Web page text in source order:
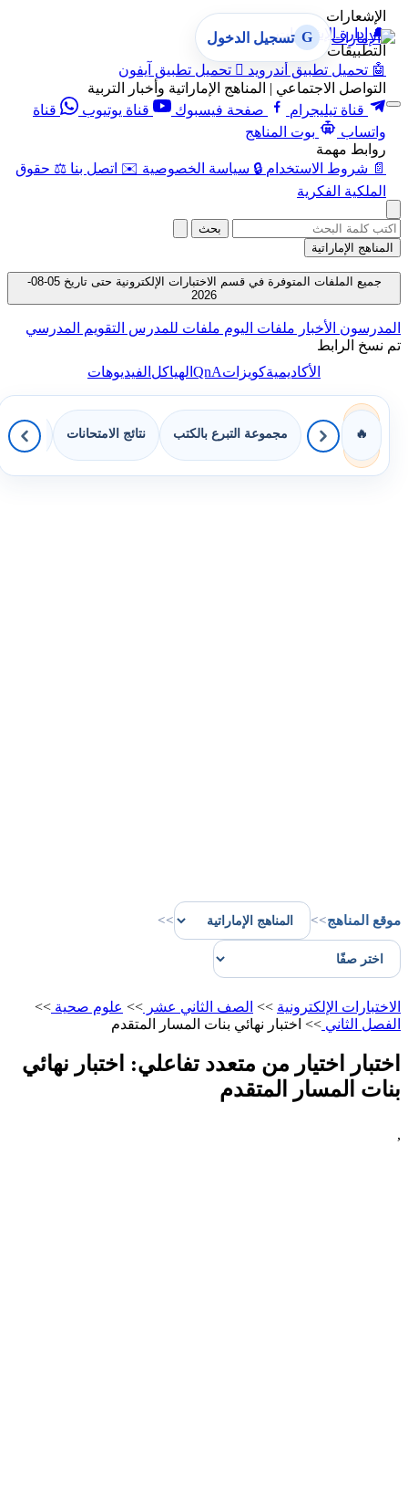
الإشعارات
🔔 إدارة الإشعارات
التطبيقات
🤖 تحميل تطبيق أندرويد  تحميل تطبيق آيفون
التواصل الاجتماعي | المناهج الإماراتية وأخبار التربية
قناة تيليجرام
صفحة فيسبوك قناة يوتيوب
قناة
واتساب
بوت المناهج
روابط مهمة
📄 شروط الاستخدام 🔒 سياسة الخصوصية ✉️ اتصل بنا ⚖️ حقوق
الملكية الفكرية
G تسجيل الدخول
بحث
المناهج الإماراتية
جميع الملفات المتوفرة في قسم الاختبارات الإلكترونية حتى تاريخ 05-08-
2026
المدرسون الأخبار ملفات اليوم ملفات للمدرس التقويم المدرسي
تم نسخ الرابط
الأكاديميةكويزاتQnAالهياكل الفيديوهات
🔥 مجموعة التبرع بالكتب نتائج الامتحانات
موقع المناهج>>
>>
الاختبارات الإلكترونية >> الصف الثاني عشر >> علوم صحية >>
الفصل الثاني >> اختبار نهائي بنات المسار المتقدم
اختبار اختيار من متعدد تفاعلي: اختبار نهائي
بنات المسار المتقدم